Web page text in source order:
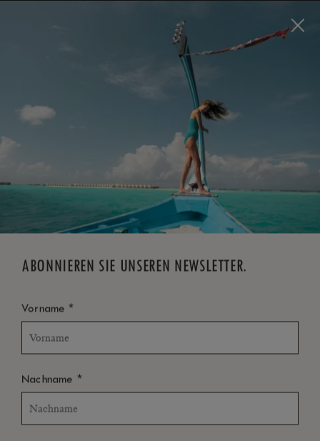
to enhance your experience
and make your visit easier and more comfortable.
JETZT BUCHEN
KOSTENLOSE STORNIERUNG
ABONNIEREN SIE UNSEREN NEWSLETTER.
Vorname*
Nachname *